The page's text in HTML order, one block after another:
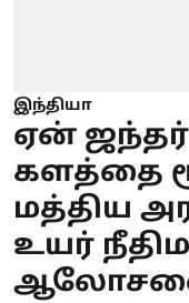
இந்தியா
ஏன் ஜந்தர்
களத்தை
மத்திய
உயர்